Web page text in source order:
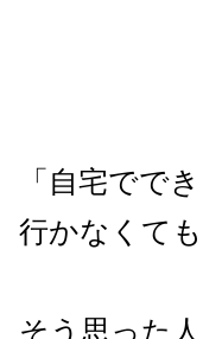
「自宅でで
行かなくて
そう思った